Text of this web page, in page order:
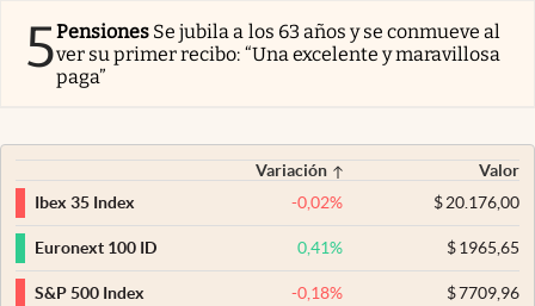
5Pensiones Se jubila a los 63 años y se conmueve al
ver su primer recibo: “Una excelente y maravillosa
paga”
Variación
Valor
Ibex 35 Index
-0,02% $20.176,00
Euronext 100 ID 0,41% $1965,65
S&P 500 Index -0,18% $7709,96